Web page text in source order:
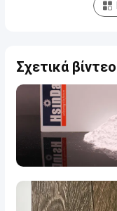
Σχετικά βίντεο